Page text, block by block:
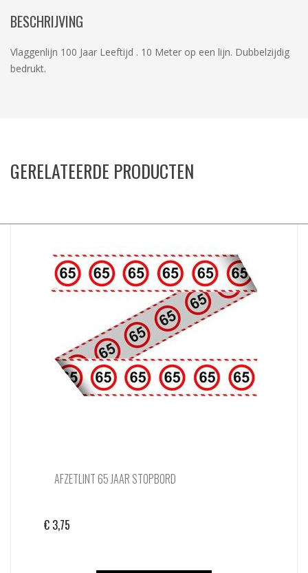
BESCHRIJVING
Vlaggenlijn 100 Jaar Leeftijd . 10 Meter op een lijn. Dubbelzijdig
bedrukt.
GERELATEERDE PRODUCTEN
AFZETLINT 65 JAAR STOPBORD
€ 3,75